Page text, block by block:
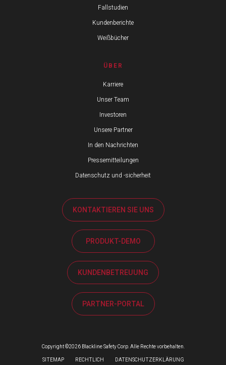
Fallstudien
Kundenberichte
Weißbücher
ÜBER
Karriere
Unser Team
Investoren
Unsere Partner
In den Nachrichten
Pressemitteilungen
Datenschutz und -sicherheit
KONTAKTIEREN SIE UNS
PRODUKT-DEMO
KUNDENBETREUUNG
PARTNER-PORTAL
Copyright ©2026 Blackline Safety Corp. Alle Rechte vorbehalten.
SITEMAP
RECHTLICH
DATENSCHUTZERKLÄRUNG